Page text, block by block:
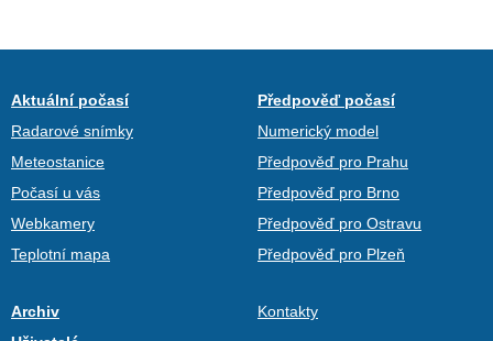
Aktuální počasí
Radarové snímky
Meteostanice
Počasí u vás
Webkamery
Teplotní mapa
Předpověď počasí
Numerický model
Předpověď pro Prahu
Předpověď pro Brno
Předpověď pro Ostravu
Předpověď pro Plzeň
Archiv
Kontakty